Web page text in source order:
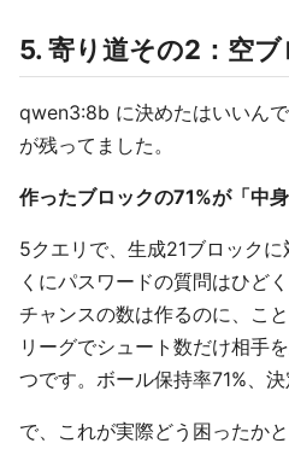
5. 寄り道その2：空
qwen3:8b に決めたはいいん
が残ってました。
作ったブロックの71%が「中
5クエリで、生成21ブロック
くにパスワードの質問はひど
チャンスの数は作るのに、こ
リーグでシュート数だけ相手
つです。ボール保持率71%、決
で、これが実際どう困ったか